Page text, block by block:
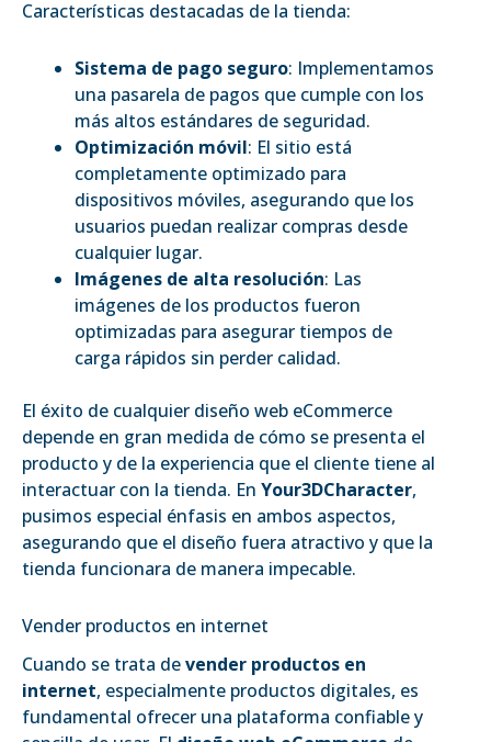
Características destacadas de la tienda:
Sistema de pago seguro: Implementamos
una pasarela de pagos que cumple con los
más altos estándares de seguridad.
Optimización móvil: El sitio está
completamente optimizado para
dispositivos móviles, asegurando que los
usuarios puedan realizar compras desde
cualquier lugar.
Imágenes de alta resolución: Las
imágenes de los productos fueron
optimizadas para asegurar tiempos de
carga rápidos sin perder calidad.
El éxito de cualquier diseño web eCommerce
depende en gran medida de cómo se presenta el
producto y de la experiencia que el cliente tiene al
interactuar con la tienda. En Your3DCharacter,
pusimos especial énfasis en ambos aspectos,
asegurando que el diseño fuera atractivo y que la
tienda funcionara de manera impecable.
Vender productos en internet
Cuando se trata devender productos en
internet, especialmente productos digitales, es
fundamental ofrecer una plataforma confiable y